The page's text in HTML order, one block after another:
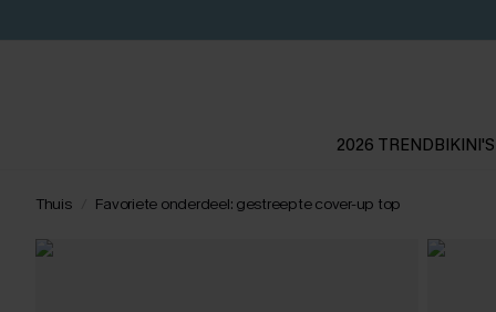
2026 TRENDBIKINI'S
Thuis Favoriete onderdeel: gestreepte cover-up top